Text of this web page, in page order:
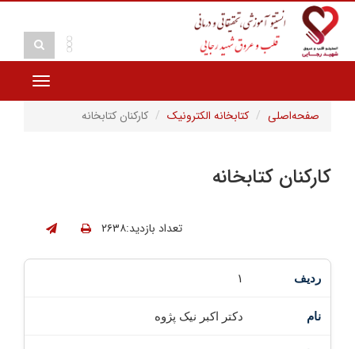
Toggle
صفحه‌اصلی
کتابخانه الکترونیک کارکنان کتابخانه
کارکنان کتابخانه
تعداد بازدید:۲۶۳۸
۱
دکتر اکبر نیک پژوه